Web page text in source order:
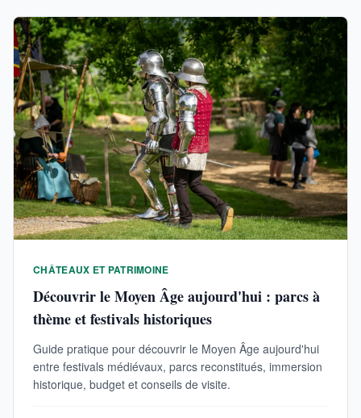
CHÂTEAUX ET PATRIMOINE
Découvrir le Moyen Âge aujourd'hui : parcs à
thème et festivals historiques
Guide pratique pour découvrir le Moyen Âge aujourd'hui
entre festivals médiévaux, parcs reconstitués, immersion
historique, budget et conseils de visite.